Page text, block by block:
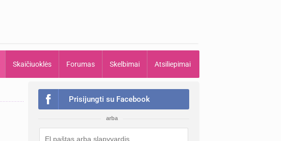
Skaičiuoklės Forumas Skelbimai Atsiliepimai
Prisijungti su Facebook
arba